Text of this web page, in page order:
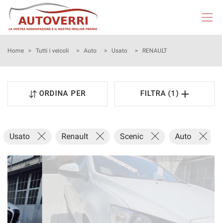
HOME
NEOPATENTATI
ACQUISTIAMO USATO
ASSISTENZA
DICONO DI NOI
Home > Tutti i veicoli > Auto > Usato > RENAULT
ORDINA PER FILTRA (1)
Usato Renault Scenic Auto